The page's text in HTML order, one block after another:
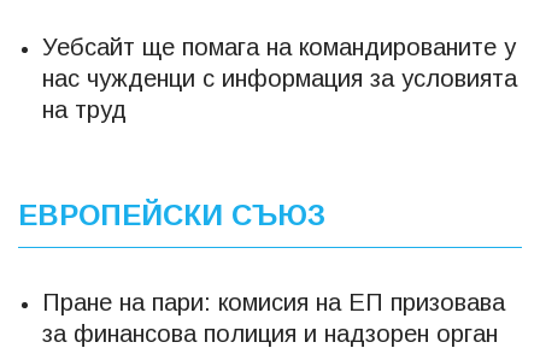
Уебсайт ще помага на командированите у
нас чужденци с информация за условията
на труд
ЕВРОПЕЙСКИ СЪЮЗ
Пране на пари: комисия на ЕП призовава
за финансова полиция и надзорен орган